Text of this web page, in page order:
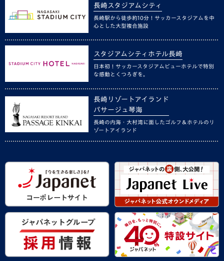
長崎スタジアムシティ
長崎駅から徒歩約10分！サッカースタジアムを中
心とした大型複合施設
スタジアムシティホテル長崎
日本初！サッカースタジアムビューホテルで特別
な感動とくつろぎを。
長崎リゾートアイランド
パサージュ琴海
長崎の内海・大村湾に面したゴルフ＆ホテルのリ
ゾートアイランド